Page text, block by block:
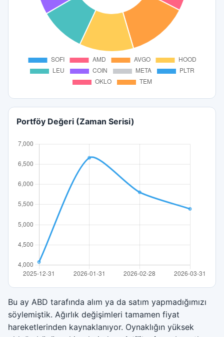
Portföy Değeri (Zaman Serisi)
Bu ay ABD tarafında alım ya da satım yapmadığımızı
söylemiştik. Ağırlık değişimleri tamamen fiyat
hareketlerinden kaynaklanıyor. Oynaklığın yüksek